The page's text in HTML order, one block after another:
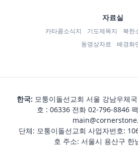
자료실
카타콤소식지 기도제목지 북한
동영상자료
배경화
한국: 모퉁이돌선교회 서울 강남우체
호 : 06336 전화 02-796-8846
단체: 모퉁이돌선교회 사업자번호:
호 주소: 서울시 용산구 한